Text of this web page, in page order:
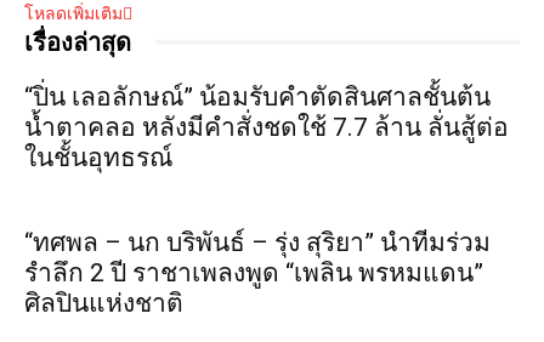
โหลดเพิ่มเติม
เรื่องล่าสุด
“ปิ่น เลอลักษณ์” น้อมรับคำตัดสินศาลชั้นต้น
น้ำตาคลอ หลังมีคำสั่งชดใช้ 7.7 ล้าน ลั่นสู้ต่อ
ในชั้นอุทธรณ์
“ทศพล – นก บริพันธ์ – รุ่ง สุริยา” นำทีมร่วม
รำลึก 2 ปี ราชาเพลงพูด “เพลิน พรหมแดน”
ศิลปินแห่งชาติ